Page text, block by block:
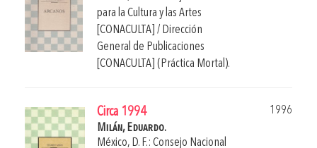
para la Cultura y las Artes
[CONACULTA] / Dirección
General de Publicaciones
[CONACULTA] (Práctica Mortal).
Circa 1994
1996
Milán, Eduardo.
México, D. F.: Consejo Nacional